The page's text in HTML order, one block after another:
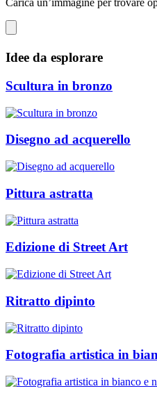
Idee da esplorare
Scultura in bronzo
Disegno ad acquerello
Pittura astratta
Edizione di Street Art
Ritratto dipinto
Fotografia artistica in